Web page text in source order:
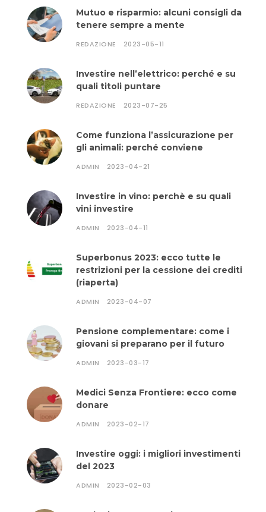
Mutuo e risparmio: alcuni consigli da
tenere sempre a mente
REDAZIONE 2023-05-11
Investire nell’elettrico: perché e su
quali titoli puntare
REDAZIONE 2023-07-25
Come funziona l’assicurazione per
gli animali: perché conviene
ADMIN 2023-04-21
Investire in vino: perchè e su quali
vini investire
ADMIN 2023-04-11
Superbonus 2023: ecco tutte le
restrizioni per la cessione dei crediti
(riaperta)
ADMIN 2023-04-07
Pensione complementare: come i
giovani si preparano per il futuro
ADMIN 2023-03-17
Medici Senza Frontiere: ecco come
donare
ADMIN 2023-02-17
Investire oggi: i migliori investimenti
del 2023
ADMIN 2023-02-03